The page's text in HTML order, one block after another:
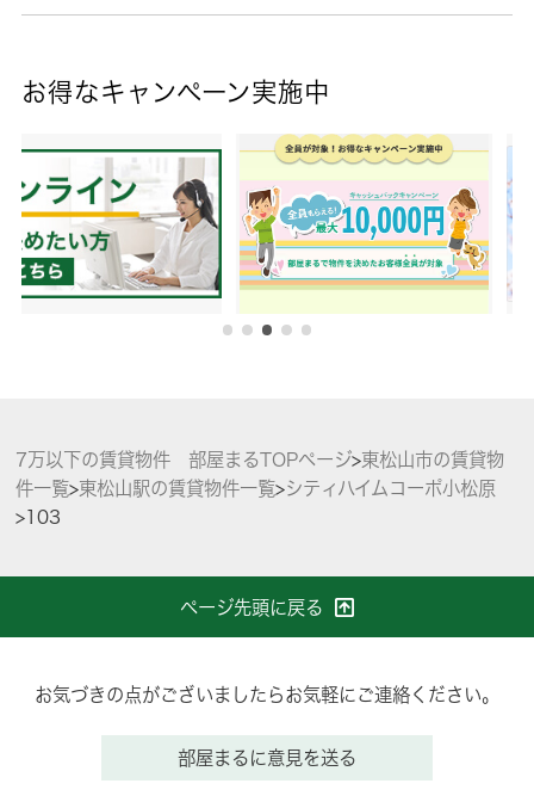
お得なキャンペーン実施中
7万以下の賃貸物件 部屋まるTOPページ>東松山市の賃貸物
件一覧>東松山駅の賃貸物件一覧>シティハイムコーポ小松原
>103
ページ先頭に戻る
お気づきの点がございましたらお気軽にご連絡ください。
部屋まるに意見を送る